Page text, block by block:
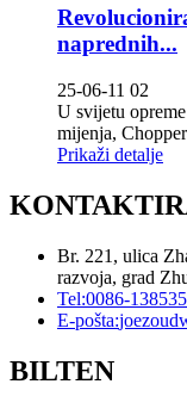
naprednih...
25-06-11 02
U svijetu
mijenja,
Prikaži detalje
Br. 221, ulica
razvoja, grad
Tel:0086-
E-pošta:
BILTEN